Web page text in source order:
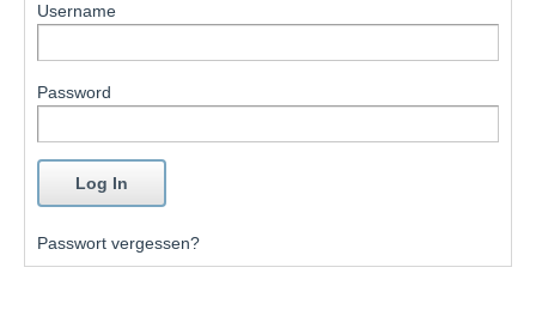
Username
Password
Passwort vergessen?